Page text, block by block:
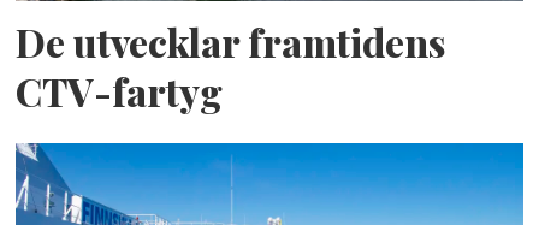
De utvecklar framtidens
CTV-fartyg